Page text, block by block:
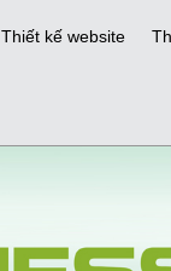
Thiết kế website